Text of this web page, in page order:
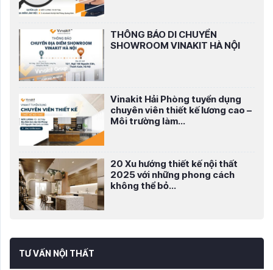
THÔNG BÁO DI CHUYỂN
SHOWROOM VINAKIT HÀ NỘI
Vinakit Hải Phòng tuyển dụng
chuyên viên thiết kế lương cao –
Môi trường làm...
20 Xu hướng thiết kế nội thất
2025 với những phong cách
không thể bỏ...
TƯ VẤN NỘI THẤT